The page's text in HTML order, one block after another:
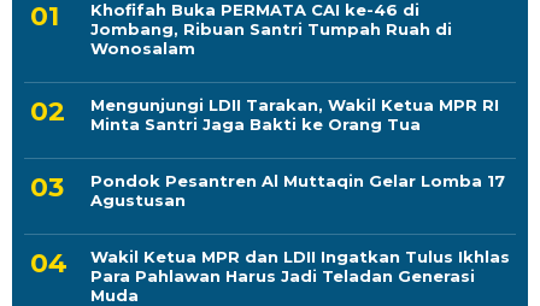
Khofifah Buka PERMATA CAI ke-46 di
Jombang, Ribuan Santri Tumpah Ruah di
Wonosalam
Mengunjungi LDII Tarakan, Wakil Ketua MPR RI
Minta Santri Jaga Bakti ke Orang Tua
Pondok Pesantren Al Muttaqin Gelar Lomba 17
Agustusan
Wakil Ketua MPR dan LDII Ingatkan Tulus Ikhlas
Para Pahlawan Harus Jadi Teladan Generasi
Muda